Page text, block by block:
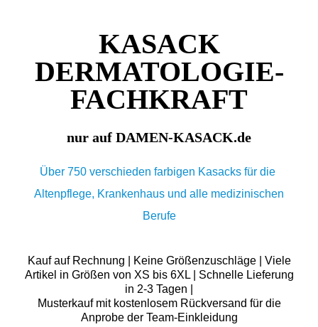
KASACK
DERMATOLOGIE-
FACHKRAFT
nur auf DAMEN-KASACK.de
Über 750 verschieden farbigen Kasacks für die
Altenpflege, Krankenhaus und alle medizinischen
Berufe
Kauf auf Rechnung | Keine Größenzuschläge | Viele
Artikel in Größen von XS bis 6XL | Schnelle Lieferung
in 2-3 Tagen |
Musterkauf mit kostenlosem Rückversand für die
Anprobe der Team-Einkleidung